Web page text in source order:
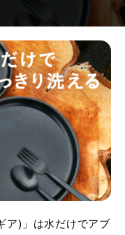
ア)」は水だけでアブ